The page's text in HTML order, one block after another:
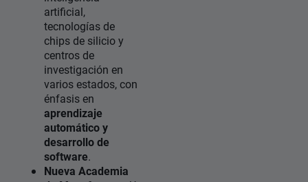
artificial,
tecnologías de
chips de silicio y
centros de
investigación en
varios estados, con
énfasis en
aprendizaje
automático y
desarrollo de
software.
Nueva Academia